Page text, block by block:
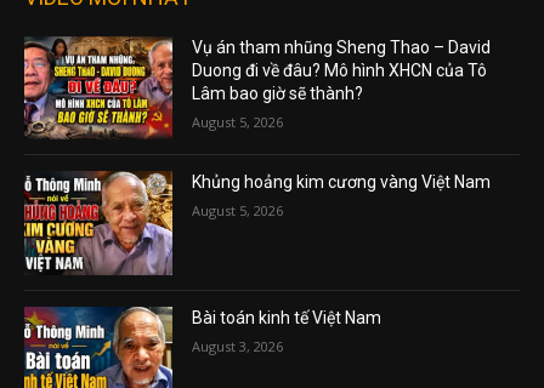
Vụ án tham nhũng Sheng Thao – David
Duong đi về đâu? Mô hình XHCN của Tô
Lâm bao giờ sẽ thành?
August 5, 2026
Khủng hoảng kim cương vàng Việt Nam
August 5, 2026
Bài toán kinh tế Việt Nam
August 3, 2026